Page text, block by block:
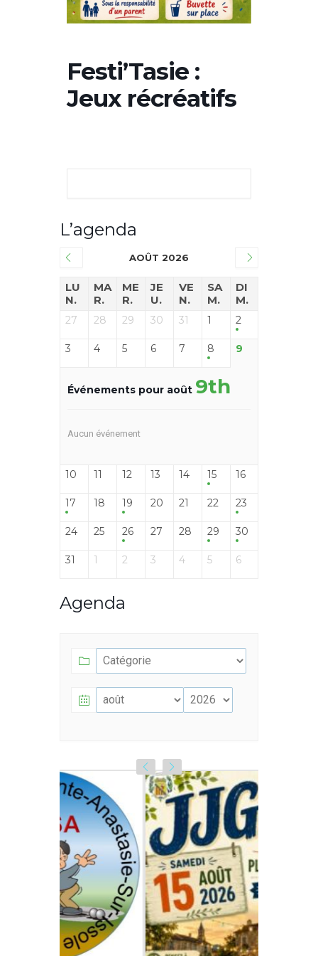
Festi’Tasie :
Jeux récréatifs
L’agenda
AOÛT 2026
LU
N.
MA
R.
ME
R.
JE
U.
VE
N.
SA
M.
DI
M.
27 28 29 30 31 1 2
3 4 5 6 7 8 9
Événements pour août 9th
Aucun événement
10 11 12 13 14 15 16
17 18 19 20 21 22 23
24 25 26 27 28 29 30
31 1 2 3 4 5 6
Agenda